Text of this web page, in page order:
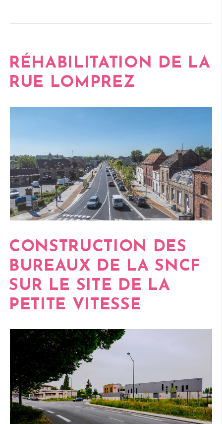
RÉHABILITATION DE LA
RUE LOMPREZ
CONSTRUCTION DES
BUREAUX DE LA SNCF
SUR LE SITE DE LA
PETITE VITESSE